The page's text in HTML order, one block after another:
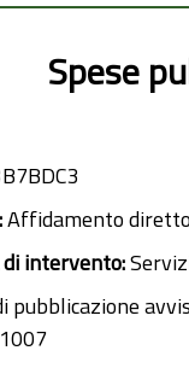
Spese
Affidamento
intervento:
pubblicazione